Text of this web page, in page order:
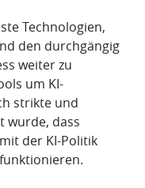
Technologien,
den durchgängig
weiter zu
um KI-
strikte und
wurde, dass
der KI-Politik